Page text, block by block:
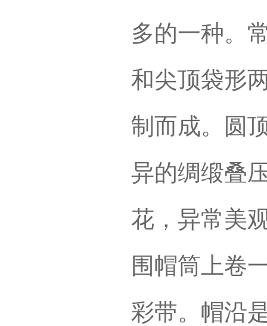
多的一种。
和尖顶袋形
制而成。圆
异的绸缎叠
花，异常美
围帽筒上卷
彩带。帽沿